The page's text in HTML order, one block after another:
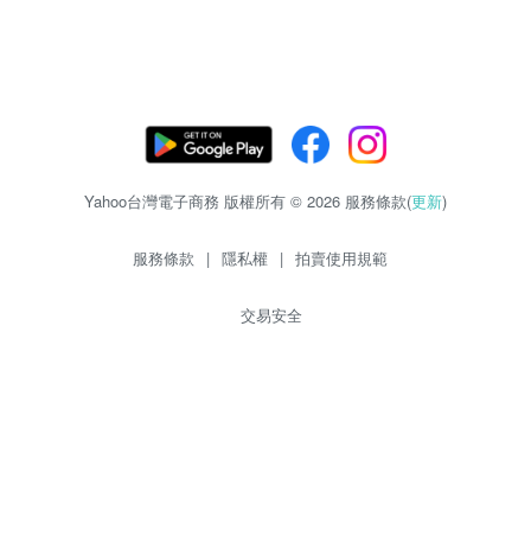
Yahoo台灣電子商務 版權所有 © 2026 服務條款(更新)
服務條款 | 隱私權 | 拍賣使用規範
交易安全